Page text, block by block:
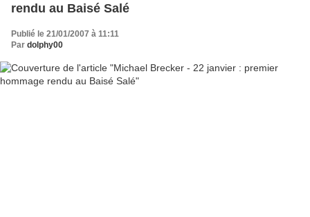
rendu au Baisé Salé
Publié le 21/01/2007 à 11:11
Par dolphy00